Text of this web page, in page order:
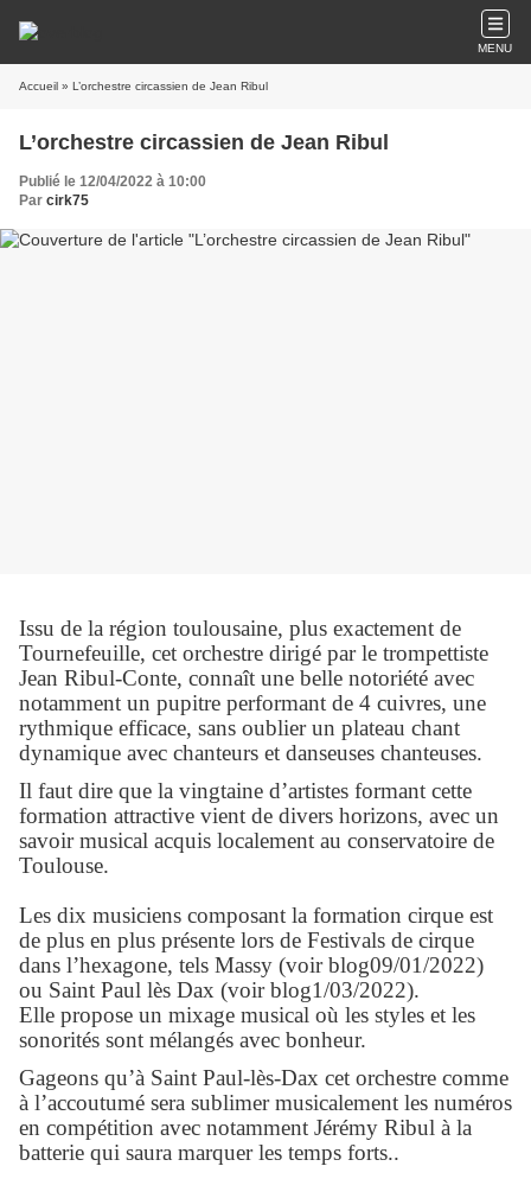
MENU
Accueil » L’orchestre circassien de Jean Ribul
L’orchestre circassien de Jean Ribul
Publié le 12/04/2022 à 10:00
Par cirk75
Issu de la région toulousaine, plus exactement de
Tournefeuille, cet orchestre dirigé par le trompettiste
Jean Ribul-Conte, connaît une belle notoriété avec
notamment un pupitre performant de 4 cuivres, une
rythmique efficace, sans oublier un plateau chant
dynamique avec chanteurs et danseuses chanteuses.
Il faut dire que la vingtaine d’artistes formant cette
formation attractive vient de divers horizons, avec un
savoir musical acquis localement au conservatoire de
Toulouse.
Les dix musiciens composant la formation cirque est
de plus en plus présente lors de Festivals de cirque
dans l’hexagone, tels Massy (voir blog09/01/2022)
ou Saint Paul lès Dax (voir blog1/03/2022).
Elle propose un mixage musical où les styles et les
sonorités sont mélangés avec bonheur.
Gageons qu’à Saint Paul-lès-Dax cet orchestre comme
à l’accoutumé sera sublimer musicalement les numéros
en compétition avec notamment Jérémy Ribul à la
batterie qui saura marquer les temps forts..